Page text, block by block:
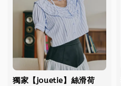
獨家【jouetie】絲滑荷